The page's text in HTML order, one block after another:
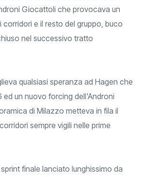
Giocattoli che provocava un
corridori e il resto del gruppo, buco
nel successivo tratto
qualsiasi speranza ad Hagen che
ed un nuovo forcing dell'Androni
di Milazzo metteva in fila il
sempre vigili nelle prime
finale lanciato lunghissimo da